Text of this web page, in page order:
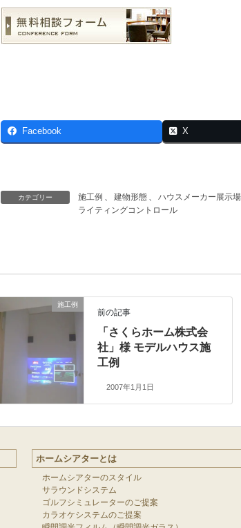
Facebook X
カテゴリー 施工例 、 建物形態 、 ハウスメーカー展示
ライティングコントロール
施工例
前の記事
「さくらホーム株式会
社」様 モデルハウス施
工例
2007年1月1日
ホームシアターとは
ホームシアターのスタイル
サラウンドシステム
ゴルフシミュレーターのご提案
カラオケシステムのご提案